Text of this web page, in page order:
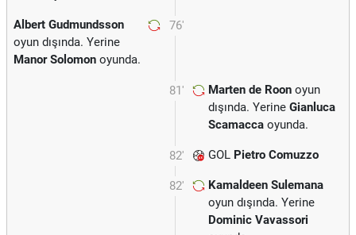
76'
Albert Gudmundsson
oyun dışında. Yerine
Manor Solomon oyunda.
81' Marten de Roon oyun
dışında. Yerine Gianluca
Scamacca oyunda.
82' GOL Pietro Comuzzo
82'
Kamaldeen Sulemana
oyun dışında. Yerine
Dominic Vavassori